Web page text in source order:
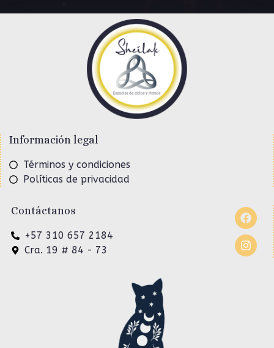
Información legal
Términos y condiciones
Políticas de privacidad
Contáctanos
+57 310 657 2184
Cra. 19 # 84 - 73